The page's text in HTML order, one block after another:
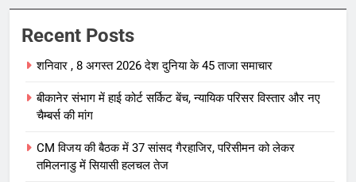
Recent Posts
शनिवार , 8 अगस्त 2026 देश दुनिया के 45 ताजा समाचार
बीकानेर संभाग में हाई कोर्ट सर्किट बेंच, न्यायिक परिसर विस्तार और नए
चैम्बर्स की मांग
CM विजय की बैठक में 37 सांसद गैरहाजिर, परिसीमन को लेकर
तमिलनाडु में सियासी हलचल तेज